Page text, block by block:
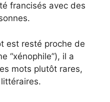
francisés avec des
est resté proche de
“xénophile”), il a
mots plutôt rares,